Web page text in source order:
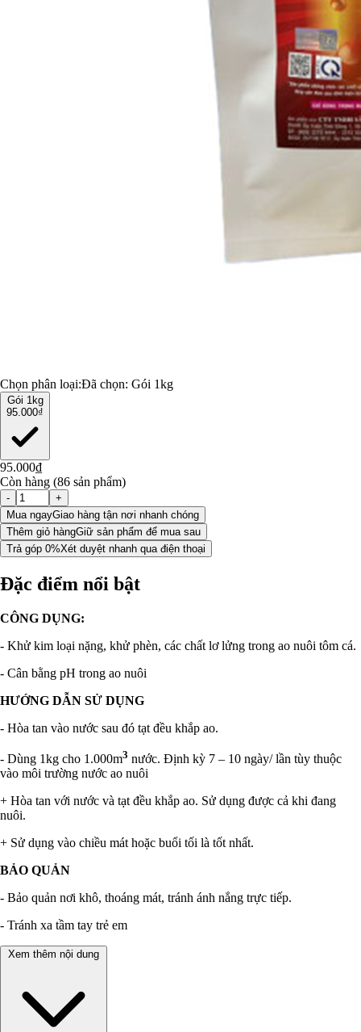
Chọn phân loại:Đã chọn: Gói 1kg
Gói 1kg
95.000₫
95.000₫
Còn hàng (86 sản phẩm)
-
+
Mua ngayGiao hàng tận nơi nhanh chóng
Thêm giỏ hàngGiữ sản phẩm để mua sau
Trả góp 0%Xét duyệt nhanh qua điện thoại
Đặc điểm nổi bật
CÔNG DỤNG:
- Khử kim loại nặng, khử phèn, các chất lơ lửng trong ao nuôi tôm cá.
- Cân bằng pH trong ao nuôi
HƯỚNG DẪN SỬ DỤNG
- Hòa tan vào nước sau đó tạt đều khắp ao.
- Dùng 1kg cho 1.000m3 nước. Định kỳ 7 – 10 ngày/ lần tùy thuộc
vào môi trường nước ao nuôi
+ Hòa tan với nước và tạt đều khắp ao. Sử dụng được cả khi đang
nuôi.
+ Sử dụng vào chiều mát hoặc buổi tối là tốt nhất.
BẢO QUẢN
- Bảo quản nơi khô, thoáng mát, tránh ánh nắng trực tiếp.
- Tránh xa tầm tay trẻ em
Xem thêm nội dung